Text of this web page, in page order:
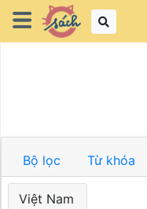
Bộ lọc Từ khóa
Việt Nam